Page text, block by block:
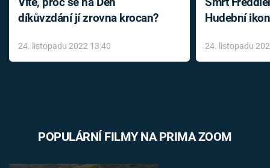
díkůvzdání jí zrovna krocan?
24. listopadu 2022 13:40
Hudební
léky
24. listopadu
POPULÁRNÍ FILMY NA PRIMA ZOOM